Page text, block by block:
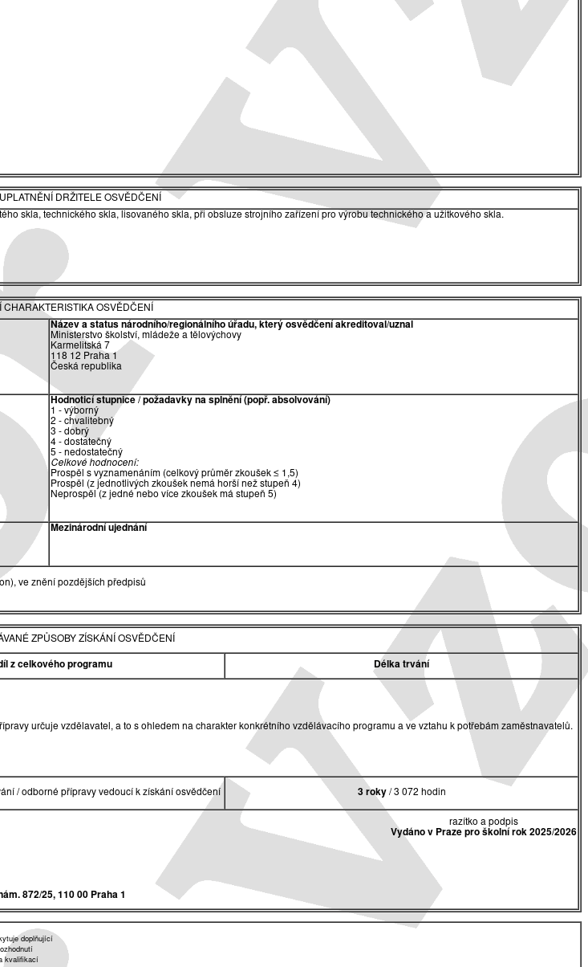
DRŽITELE OSVĚDČENÍ
skla, technického skla, lisovaného skla, při obsluze strojního zařízení pro výrobu technického a užitkového skla.
CHARAKTERISTIKA OSVĚDČENÍ
Název a status národního/regionálního úřadu, který osvědčení akreditoval/uznal
Ministerstvo školství, mládeže a tělovýchovy
Karmelitská 7
118 12 Praha 1
Česká republika
Hodnoticí stupnice / požadavky na splnění (popř. absolvování)
1 - výborný
2 - chvalitebný
3 - dobrý
4 - dostatečný
5 - nedostatečný
Celkové hodnocení:
Prospěl s vyznamenáním (celkový průměr zkoušek ≤ 1,5)
Prospěl (z jednotlivých zkoušek nemá horší než stupeň 4)
Neprospěl (z jedné nebo více zkoušek má stupeň 5)
Mezinárodní ujednání
ve znění pozdějších předpisů
ZPŮSOBY ZÍSKÁNÍ OSVĚDČENÍ
z celkového programu Délka trvání
určuje vzdělavatel, a to s ohledem na charakter konkrétního vzdělávacího programu a ve vztahu k potřebám zaměstnavatelů.
/ odborné přípravy vedoucí k získání osvědčení 3 roky / 3 072 hodin
razítko a podpis
Vydáno v Praze pro školní rok 2025/2026
872/25, 110 00 Praha 1
doplňující
kvalifikací